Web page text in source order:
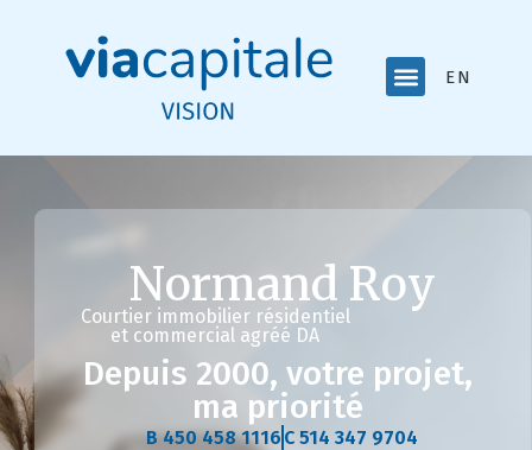
ENGLISH
Normand Roy
Courtier immobilier résidentiel
et commercial agréé DA
Depuis 2000, votre projet,
ma priorité
B 450 458 1116 C 514 347 9704